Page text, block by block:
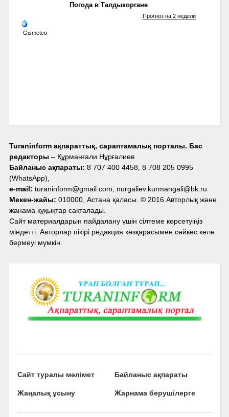
Погода в Талдыкоргане
Gismeteo
Прогноз на 2 недели
Turaninform ақпараттық, сараптамалық порталы. Бас
редакторы – Құрманғали Нұрғалиев
Байланыс ақпараты: 8 707 400 4458, 8 708 205 0995
(WhatsApp),
e-mail: turaninform@gmail.com, nurgaliev.kurmangali@bk.ru
Мекен-жайы: 010000, Астана қаласы. © 2016 Авторлық және
жанама құқықтар сақталады.
Сайт материалдарын пайдалану үшін сілтеме көрсетуіңіз
міндетті. Авторлар пікірі редакция көзқарасымен сәйкес келе
бермеуі мүмкін.
Сайт туралы мәлімет Байланыс ақпараты
Жаңалық ұсыну Жарнама берушілерге